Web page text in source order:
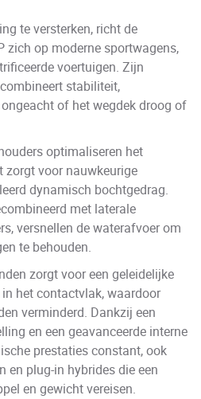
te versterken, richt de
zich op moderne sportwagens,
voertuigen. Zijn
stabiliteit,
of het wegdek droog of
optimaliseren het
zorgt voor nauwkeurige
dynamisch bochtgedrag.
met laterale
versnellen de waterafvoer om
te behouden.
zorgt voor een geleidelijke
het contactvlak, waardoor
verminderd. Dankzij een
en een geavanceerde interne
prestaties constant, ook
en plug-in hybrides die een
en gewicht vereisen.